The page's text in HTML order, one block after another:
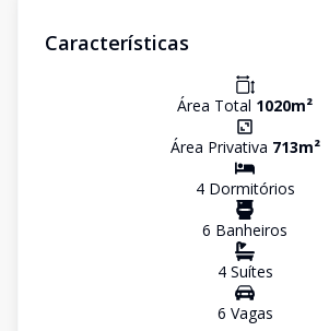
Características
Área Total 1020m²
Área Privativa 713m²
4Dormitórios
6 Banheiros
4Suítes
6 Vagas